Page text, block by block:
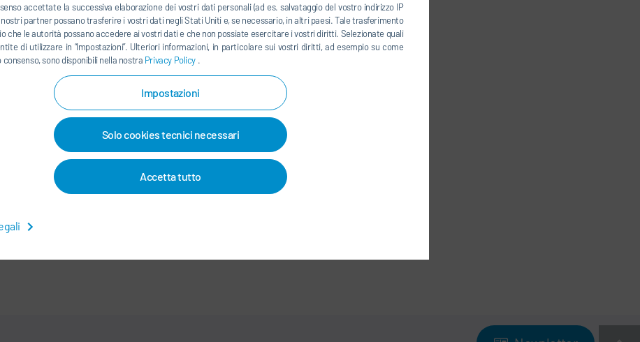
accettate la successiva elaborazione dei vostri dati personali (ad es. salvataggio del vostro indirizzo IP
partner possano trasferire i vostri dati negli Stati Uniti e, se necessario, in altri paesi. Tale trasferimento
che le autorità possano accedere ai vostri dati e che non possiate esercitare i vostri diritti. Selezionate quali
di utilizzare in “Impostazioni”. Ulteriori informazioni, in particolare sui vostri diritti, ad esempio su come
sono disponibili nella nostra Privacy Policy .
Impostazioni
Solo cookies tecnici necessari
Accetta tutto
LINKEDIN INSTAGRAM
CONTATTI / SEDI
INFORMAZIONI LEGALI - MAPPA DEL SITO - INTEGRITY LINE